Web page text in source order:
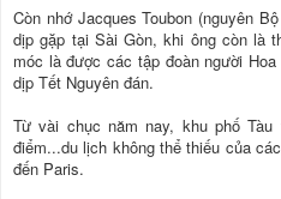
Còn nhớ Jacques Toubon (nguyên
dịp gặp tại Sài Gòn, khi ông còn là
móc là được các tập đoàn người Hoa
dịp Tết Nguyên đán.
Từ vài chục năm nay, khu phố
điểm...du lịch không thể thiếu của
đến Paris.